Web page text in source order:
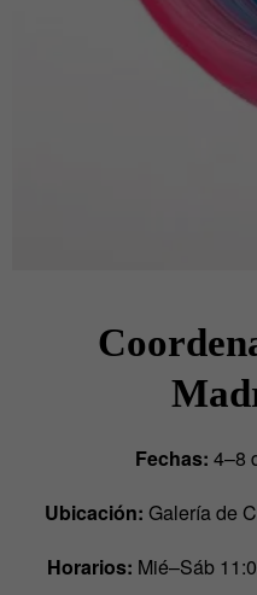
Fechas: 4–8
Ubicación: Galería de
Horarios: Mié–Sáb